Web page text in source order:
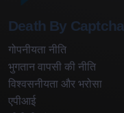
Death By Captcha
गोपनीयता नीति
भुगतान वापसी की नीति
विश्वसनीयता और भरोसा
एपीआई